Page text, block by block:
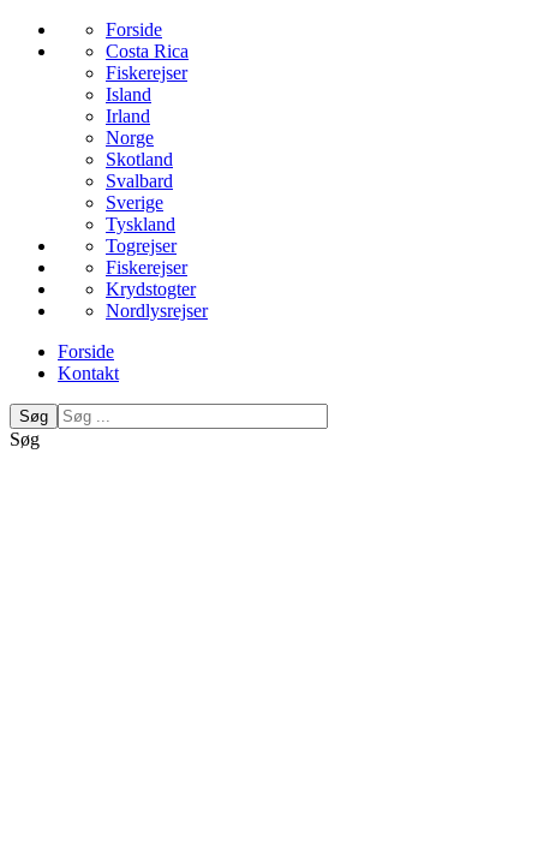
Forside
Costa Rica
Fiskerejser
Island
Irland
Norge
Skotland
Svalbard
Sverige
Tyskland
Togrejser
Fiskerejser
Krydstogter
Nordlysrejser
Forside
Kontakt
Søg
Søg